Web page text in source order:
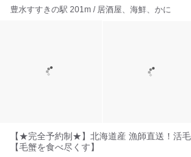
豊水すすきの駅 201m / 居酒屋、海鮮、かに
【★完全予約制★】北海道産 漁師直送！活毛
【毛蟹を食べ尽くす】